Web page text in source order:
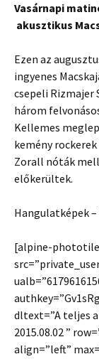
Vasárnapi
akusztikus
Ezen az
ingyenes
csepeli Rizmajer
három
Kellemes
kemény
Zorall nóták
előkerültek.
Hangulatképek
[alpine-
dltext=”A teljes
2015.08.02 ”
align=”left”